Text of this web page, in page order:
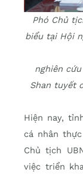
Phó Chủ
biểu tại Hội
nghiên
Shan tuyết
Hiện nay,
cá nhân
Chủ tịch
việc triển